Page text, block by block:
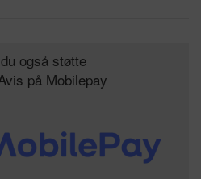
også støtte
på Mobilepay